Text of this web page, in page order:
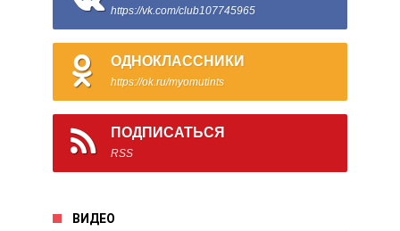
https://vk.com/club107745965
ОДНОКЛАССНИКИ
https://ok.ru/myomutints
ПОДПИСАТЬСЯ
RSS
ВИДЕО